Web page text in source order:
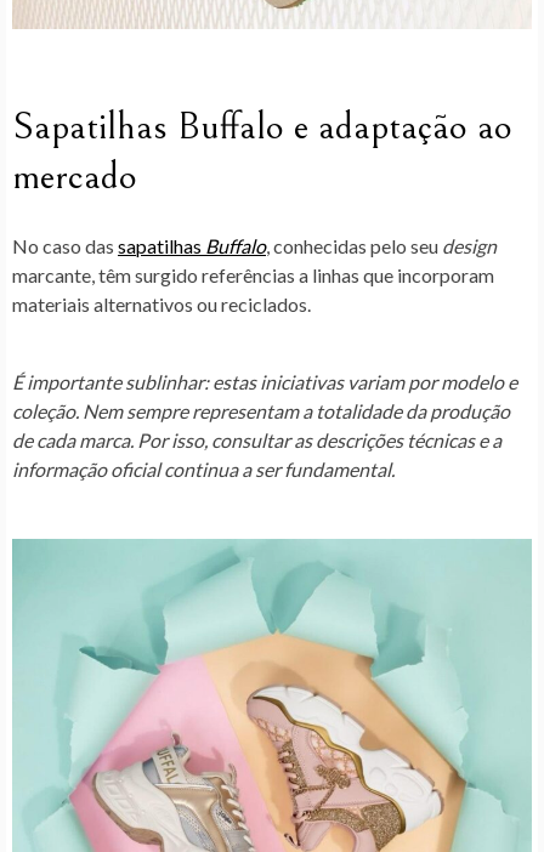
Sapatilhas Buffalo e adaptação ao
mercado
No caso das sapatilhas Buffalo, conhecidas pelo seu design
marcante, têm surgido referências a linhas que incorporam
materiais alternativos ou reciclados
É importante sublinhar: estas iniciativas variam por modelo e
coleção. Nem sempre representam a totalidade da produção
de cada marca. Por isso, consultar as descrições técnicas e a
informação oficial continua a ser fundamental.